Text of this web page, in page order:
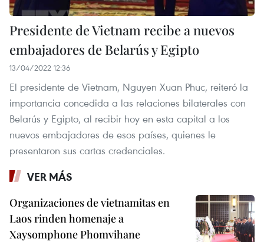
Presidente de Vietnam recibe a nuevos
embajadores de Belarús y Egipto
13/04/2022 12:36
El presidente de Vietnam, Nguyen Xuan Phuc, reiteró la
importancia concedida a las relaciones bilaterales con
Belarús y Egipto, al recibir hoy en esta capital a los
nuevos embajadores de esos países, quienes le
presentaron sus cartas credenciales.
VER MÁS
Organizaciones de vietnamitas en
Laos rinden homenaje a
Xaysomphone Phomvihane